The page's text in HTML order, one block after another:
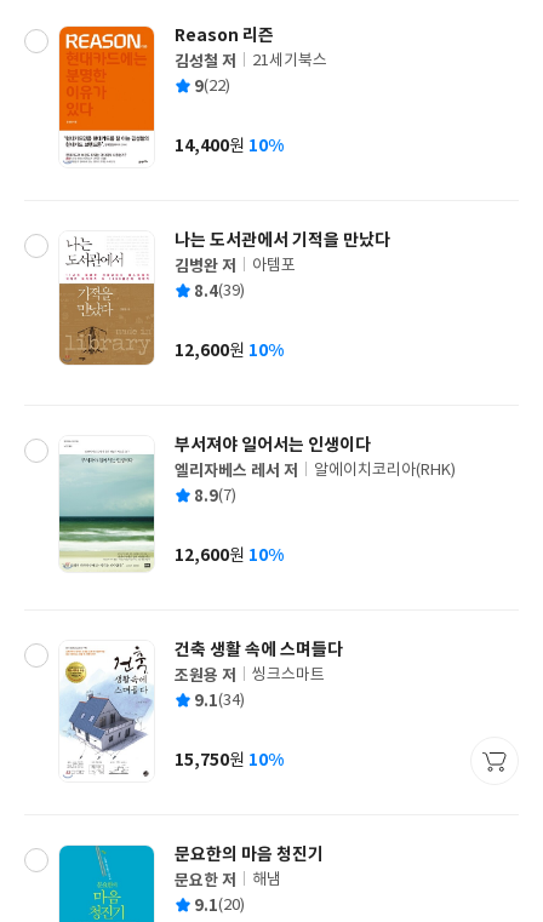
Reason 리즌
글
쓴
김성철 저
출
사
21세기북스
평 9(22)
가
14,400원 10%
나는 도서관에서 기적을 만났다
글
쓴
김병완 저
출
사
아템포
평 8.4(39)
가
12,600원 10%
부서져야 일어서는 인생이다
글
쓴
엘리자베스 레서 저
출
사
알에이치코리아(RHK)
평 8.9(7)
가
12,600원 10%
건축 생활 속에 스며들다
글
쓴
조원용 저
출
사
씽크스마트
평 9.1(34)
가
15,750원 10%
문요한의 마음 청진기
글
쓴
문요한 저
출
해냄
평 9.1(20)